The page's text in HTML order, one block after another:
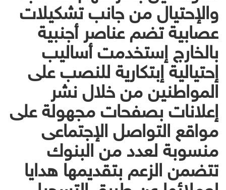
والإحتيال من جانب تشكيلات
عصابية تضم عناصر أجنبية
بالخارج إستخدمت أساليب
إحتيالية إبتكارية للنصب على
المواطنين من خلال نشر
إعلانات بصفحات مجهولة على
مواقع التواصل الإجتماعى
منسوبة لعدد من البنوك
تتضمن الزعم بتقديمها هدايا